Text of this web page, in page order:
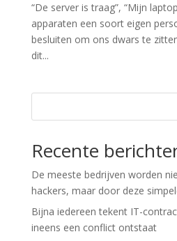
“De server is traag”, “Mijn
apparaten een soort eigen
besluiten om ons dwars te
dit...
Recente
De meeste bedrijven worden
hackers, maar door deze
Bijna iedereen tekent IT-
ineens een conflict ontstaat